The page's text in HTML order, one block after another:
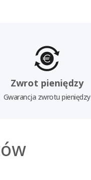
Zwrot pieniędzy
Gwarancja zwrotu pieniędzy